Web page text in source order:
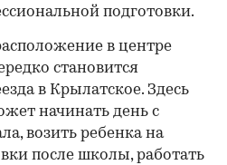
подготовки.
в центре
становится
в Крылатское. Здесь
начинать день с
возить ребенка на
после школы, работать